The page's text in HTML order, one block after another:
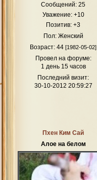
Сообщений: 25
Уважение: +10
Позитив: +3
Пол:Женский
Возраст: 44 [1982-05-02]
Провел на форуме:
1 день 15 часов
Последний визит:
30-10-2012 20:59:27
Пхен Ким Сай
Алое на белом